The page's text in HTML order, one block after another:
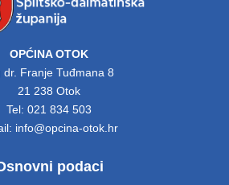
OPĆINA OTOK
dr. Franje Tuđmana 8
21 238 Otok
Tel: 021 834 503
info@opcina-otok.hr
podaci